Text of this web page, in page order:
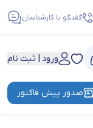
گفتگو با کارشناسان
ورود | ثبت نام
صدور پیش فاکتور